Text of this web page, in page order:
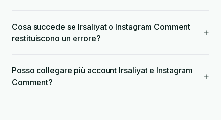
Cosa succede se Irsaliyat o Instagram Comment
restituiscono un errore?
+
Posso collegare più account Irsaliyat e Instagram
Comment?
+